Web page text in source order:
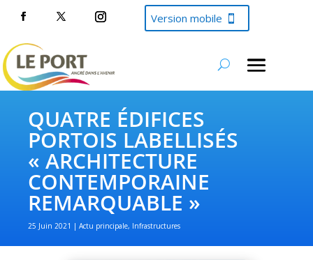
Version mobile
QUATRE ÉDIFICES
PORTOIS LABELLISÉS
« ARCHITECTURE
CONTEMPORAINE
REMARQUABLE »
25 Juin 2021 Actu principale, Infrastructures